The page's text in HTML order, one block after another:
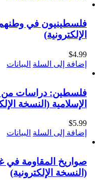
فلسطينيون في وطنهم
الإلكترونية)
$4.99
إضافة إلى السلة البيانات
فلسطين: دراسات من
الإسلامية (النسخة
$5.99
إضافة إلى السلة البيانات
صواريخ المقاومة في
(النسخة الإلكترونية)